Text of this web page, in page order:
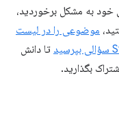
خود به مشکل برخوردید،
موضوعی را در لیست
تا دانش